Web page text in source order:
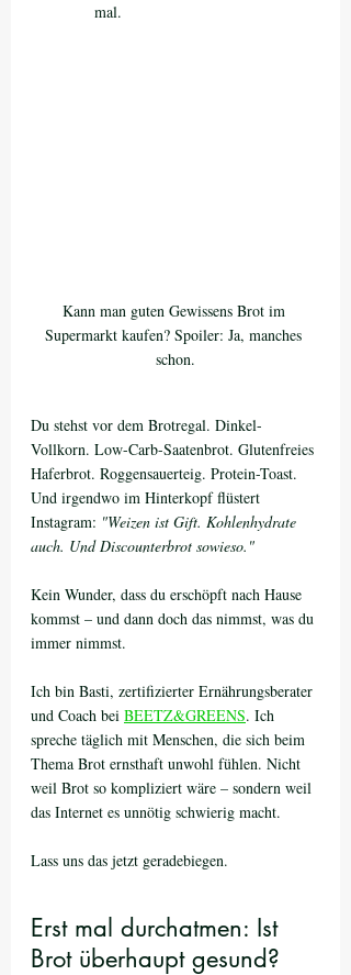
mal.
Kann man guten Gewissens Brot im
Supermarkt kaufen? Spoiler: Ja, manches
schon.
Du stehst vor dem Brotregal. Dinkel-
Vollkorn. Low-Carb-Saatenbrot. Glutenfreies
Haferbrot. Roggensauerteig. Protein-Toast.
Und irgendwo im Hinterkopf flüstert
Instagram: "Weizen ist Gift. Kohlenhydrate
auch. Und Discounterbrot sowieso."
Kein Wunder, dass du erschöpft nach Hause
kommst – und dann doch das nimmst, was du
immer nimmst.
Ich bin Basti, zertifizierter Ernährungsberater
und Coach bei BEETZ&GREENS. Ich
spreche täglich mit Menschen, die sich beim
Thema Brot ernsthaft unwohl fühlen. Nicht
weil Brot so kompliziert wäre – sondern weil
das Internet es unnötig schwierig macht.
Lass uns das jetzt geradebiegen.
Erst mal durchatmen: Ist
Brot überhaupt gesund?